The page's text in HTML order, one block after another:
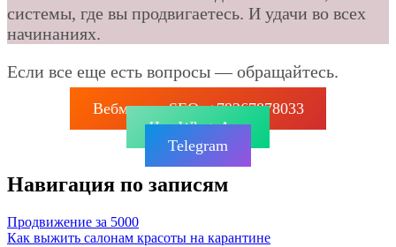
системы, где вы продвигаетесь. И удачи во всех
начинаниях.
Если все еще есть вопросы — обращайтесь.
Вебмастер SEO: +79267878033
Чат WhatsApp
Telegram
Навигация по записям
Продвижение за 5000
Как выжить салонам красоты на карантине